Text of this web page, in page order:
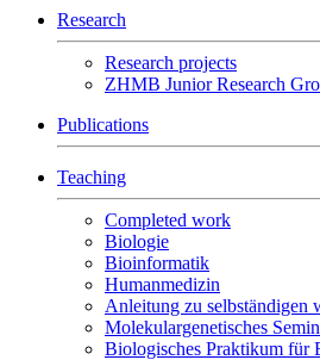
Research
Research projects
ZHMB Junior Research
Publications
Teaching
Completed work
Biologie
Bioinformatik
Humanmedizin
Anleitung zu selbständigen
Molekulargenetisches
Biologisches Praktikum für